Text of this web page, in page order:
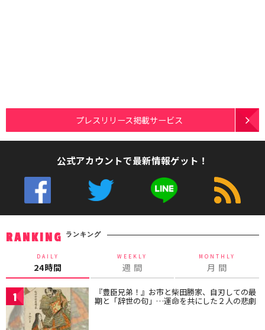
プレスリリース掲載サービス
公式アカウントで最新情報ゲット！
RANKING ランキング
DAILY
24時間
WEEKLY
週 間
MONTHLY
月 間
1 『豊臣兄弟！』お市と柴田勝家、自刃しての最
期と「辞世の句」…運命を共にした２人の悲劇